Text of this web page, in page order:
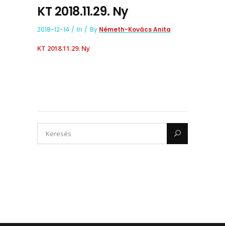
KT 2018.11.29. Ny
2018-12-14 In By Németh-Kovács Anita
KT 2018.11.29. Ny